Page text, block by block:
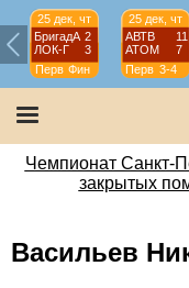
25 дек, чт
БригадА 2
ЛОК-Г
3
Перв Фин
25 дек, чт
АВТВ
11
АТОМ
7
Перв 3-4
Чемпионат Санкт-
закрытых
Васильев